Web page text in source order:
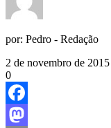
por: Pedro - Redação
2 de novembro de 2015
0
Facebook